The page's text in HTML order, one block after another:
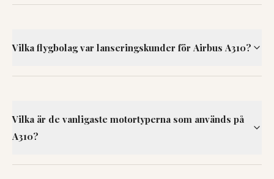
Vilka flygbolag var lanseringskunder för Airbus A310?
Vilka är de vanligaste motortyperna som används på
A310?